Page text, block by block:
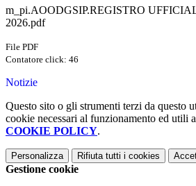
m_pi.AOODGSIP.REGISTRO
2026.pdf
File PDF
Contatore click: 46
Notizie
Questo sito o gli strumenti terzi da questo
cookie necessari al funzionamento ed utili
COOKIE POLICY.
Personalizza Rifiuta tutti i cookies
Gestione cookie